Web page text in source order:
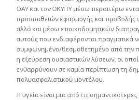
ΟΑΥ και τον ΟΚΥΠΥ μέσω περαιτέρω
προσπαθειών εφαρμογής και προβολής
αλλά και μέσω εποικοδομητικών
αυτούς που ενδιαφέρονται πραγματικά
συμφωνημένο/θεσμοθετημένο από την
η εξεύρεση ουσιαστικών λύσεων, οι
ενθαρρύνουν σε καμία περίπτωση τη
πολυασφαλιστικού μοντέλου.
Η υγεία είναι μια από τις σημαντικότερες